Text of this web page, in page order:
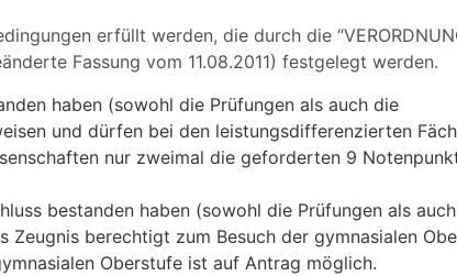
erfüllt werden, die durch die
Fassung vom 11.08.2011) festgelegt werden.
haben (sowohl die Prüfungen als auch die
und dürfen bei den leistungsdifferenzierten
nur zweimal die geforderten 9
bestanden haben (sowohl die Prüfungen als
Zeugnis berechtigt zum Besuch der gymnasialen
Oberstufe ist auf Antrag möglich.